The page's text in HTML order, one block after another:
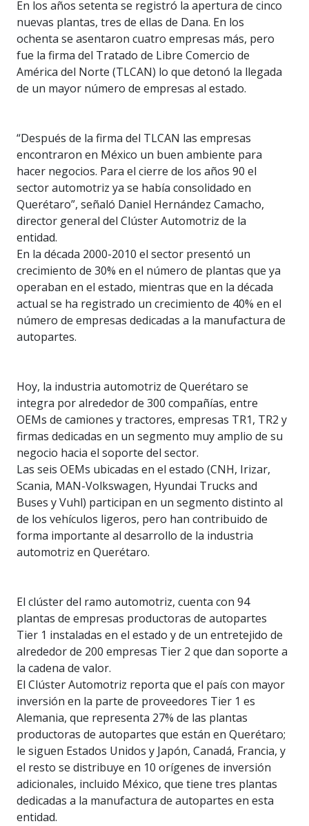
En los años setenta se registró la apertura de cinco
nuevas plantas, tres de ellas de Dana. En los
ochenta se asentaron cuatro empresas más, pero
fue la firma del Tratado de Libre Comercio de
América del Norte (TLCAN) lo que detonó la llegada
de un mayor número de empresas al estado.
“Después de la firma del TLCAN las empresas
encontraron en México un buen ambiente para
hacer negocios. Para el cierre de los años 90 el
sector automotriz ya se había consolidado en
Querétaro”, señaló Daniel Hernández Camacho,
director general del Clúster Automotriz de la
entidad.
En la década 2000-2010 el sector presentó un
crecimiento de 30% en el número de plantas que ya
operaban en el estado, mientras que en la década
actual se ha registrado un crecimiento de 40% en el
número de empresas dedicadas a la manufactura de
autopartes.
Hoy, la industria automotriz de Querétaro se
integra por alrededor de 300 compañías, entre
OEMs de camiones y tractores, empresas TR1, TR2 y
firmas dedicadas en un segmento muy amplio de su
negocio hacia el soporte del sector.
Las seis OEMs ubicadas en el estado (CNH, Irizar,
Scania, MAN-Volkswagen, Hyundai Trucks and
Buses y Vuhl) participan en un segmento distinto al
de los vehículos ligeros, pero han contribuido de
forma importante al desarrollo de la industria
automotriz en Querétaro.
El clúster del ramo automotriz, cuenta con 94
plantas de empresas productoras de autopartes
Tier 1 instaladas en el estado y de un entretejido de
alrededor de 200 empresas Tier 2 que dan soporte a
la cadena de valor.
El Clúster Automotriz reporta que el país con mayor
inversión en la parte de proveedores Tier 1 es
Alemania, que representa 27% de las plantas
productoras de autopartes que están en Querétaro;
le siguen Estados Unidos y Japón, Canadá, Francia, y
el resto se distribuye en 10 orígenes de inversión
adicionales, incluido México, que tiene tres plantas
dedicadas a la manufactura de autopartes en esta
entidad.